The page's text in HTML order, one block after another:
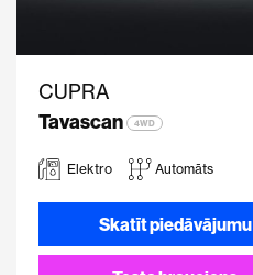
CUPRA
Tavascan
4WD
Elektro Automāts
Skatīt piedāvājumu